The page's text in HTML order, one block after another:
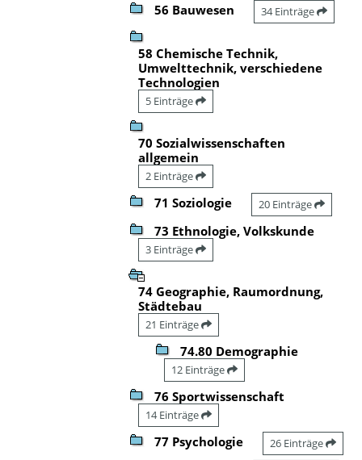
56 Bauwesen 34 Einträge
58 Chemische Technik,
Umwelttechnik, verschiedene
Technologien
5 Einträge
70 Sozialwissenschaften
allgemein
2 Einträge
71 Soziologie 20 Einträge
73 Ethnologie, Volkskunde
3 Einträge
74 Geographie, Raumordnung,
Städtebau
21 Einträge
74.80 Demographie
12 Einträge
76 Sportwissenschaft
14 Einträge
77 Psychologie 26 Einträge